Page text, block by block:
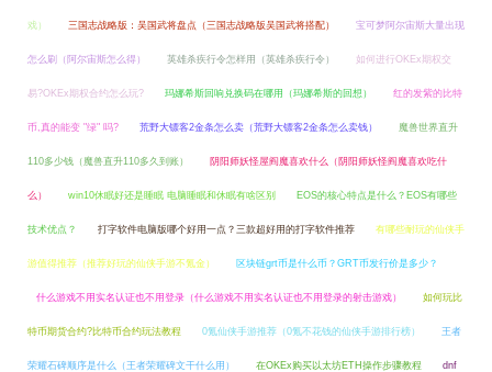
戏） 三国志战略版：吴国武将盘点（三国志战略版吴国武将搭配） 宝可梦阿尔宙斯大量出现
怎么刷（阿尔宙斯怎么得） 英雄杀疾行令怎样用（英雄杀疾行令） 如何进行OKEx期权交
易?OKEx期权合约怎么玩? 玛娜希斯回响兑换码在哪用（玛娜希斯的回想） 红的发紫的比特
币,真的能变 "绿" 吗? 荒野大镖客2金条怎么卖（荒野大镖客2金条怎么卖钱） 魔兽世界直升
110多少钱（魔兽直升110多久到账） 阴阳师妖怪屋阎魔喜欢什么（阴阳师妖怪阎魔喜欢吃什
么） win10休眠好还是睡眠 电脑睡眠和休眠有啥区别 EOS的核心特点是什么？EOS有哪些
技术优点？ 打字软件电脑版哪个好用一点？三款超好用的打字软件推荐 有哪些耐玩的仙侠手
游值得推荐（推荐好玩的仙侠手游不氪金） 区块链grt币是什么币？GRT币发行价是多少？
什么游戏不用实名认证也不用登录（什么游戏不用实名认证也不用登录的射击游戏） 如何玩比
特币期货合约?比特币合约玩法教程 0氪仙侠手游推荐（0氪不花钱的仙侠手游排行榜） 王者
荣耀石碑顺序是什么（王者荣耀碑文干什么用） 在OKEx购买以太坊ETH操作步骤教程 dnf